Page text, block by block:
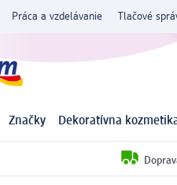
Práca a vzdelávanie Tlačové
Značky Dekoratívna